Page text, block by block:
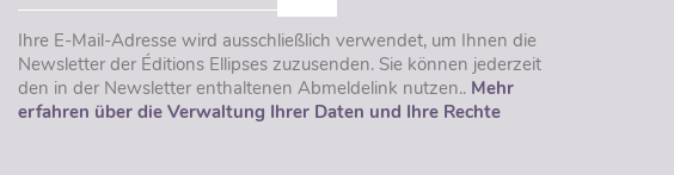
Ihre E-Mail-Adresse wird ausschließlich verwendet, um Ihnen die
Newsletter der Éditions Ellipses zuzusenden. Sie können jederzeit
den in der Newsletter enthaltenen Abmeldelink nutzen.. Mehr
erfahren über die Verwaltung Ihrer Daten und Ihre Rechte